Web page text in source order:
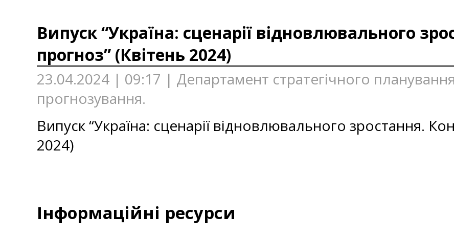
Випуск “Україна: сценарії відновлювального
прогноз” (Квітень 2024)
23.04.2024 | 09:17 | Департамент стратегічного
прогнозування.
Випуск “Україна: сценарії відновлювального зростання.
2024)
Інформаційні ресурси